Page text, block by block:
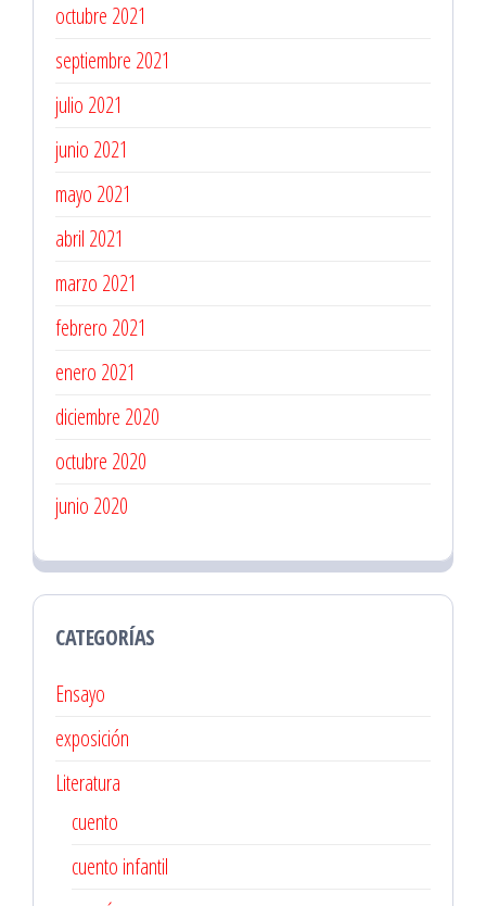
octubre 2021
septiembre 2021
julio 2021
junio 2021
mayo 2021
abril 2021
marzo 2021
febrero 2021
enero 2021
diciembre 2020
octubre 2020
junio 2020
CATEGORÍAS
Ensayo
exposición
Literatura
cuento
cuento infantil